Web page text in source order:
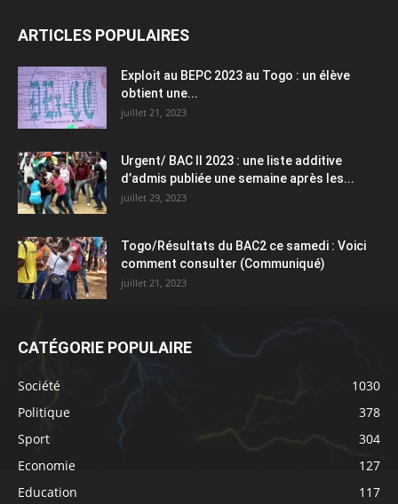
ARTICLES POPULAIRES
Exploit au BEPC 2023 au Togo : un élève
obtient une...
juillet 21, 2023
Urgent/ BAC II 2023 : une liste additive
d’admis publiée une semaine après les...
juillet 29, 2023
Togo/Résultats du BAC2 ce samedi : Voici
comment consulter (Communiqué)
juillet 21, 2023
CATÉGORIE POPULAIRE
Société
1030
Politique
378
Sport
304
Economie
127
Education
117